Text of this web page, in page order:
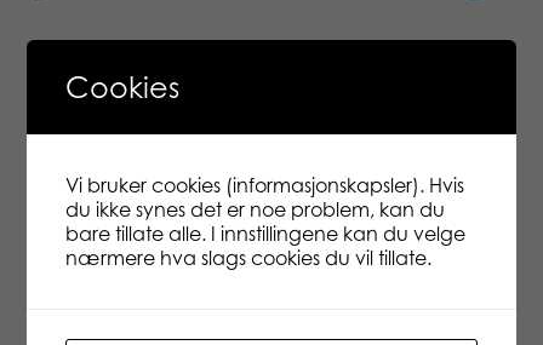
tagger
Merker
Gamestorm
Studio
Cookies
Vi bruker cookies (informasjonskapsler). Hvis
du ikke synes det er noe problem, kan du
bare tillate alle. I innstillingene kan du velge
nærmere hva slags cookies du vil tillate.